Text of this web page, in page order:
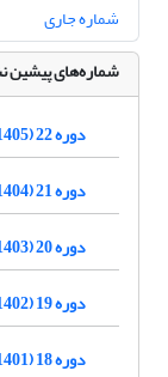
شماره جاری
شماره‌های پیشین
دوره 22 (1405)
دوره 21 (1404)
دوره 20 (1403)
دوره 19 (1402)
دوره 18 (1401)